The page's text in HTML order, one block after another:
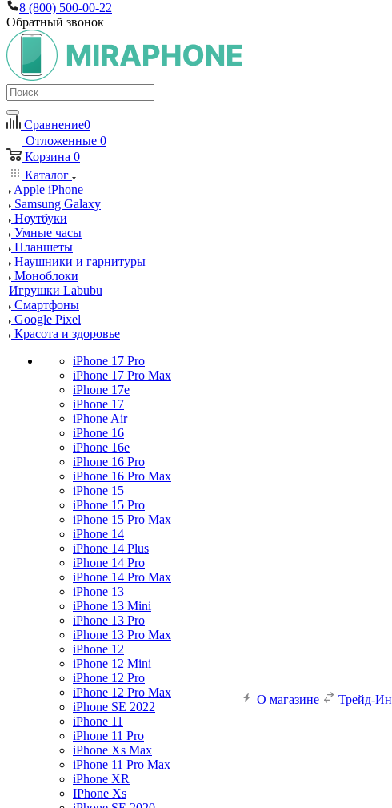
8 (800) 500-00-22
Обратный звонок
Сравнение0
Отложенные 0
Корзина 0
Каталог
Apple iPhone
Samsung Galaxy
Ноутбуки
Умные часы
Планшеты
Наушники и гарнитуры
Моноблоки
Игрушки Labubu
Смартфоны
Google Pixel
Красота и здоровье
iPhone 17 Pro
iPhone 17 Pro Max
iPhone 17e
iPhone 17
iPhone Air
iPhone 16
iPhone 16e
iPhone 16 Pro
iPhone 16 Pro Max
iPhone 15
iPhone 15 Pro
iPhone 15 Pro Max
iPhone 14
iPhone 14 Plus
iPhone 14 Pro
iPhone 14 Pro Max
iPhone 13
iPhone 13 Mini
iPhone 13 Pro
iPhone 13 Pro Max
iPhone 12
iPhone 12 Mini
iPhone 12 Pro
iPhone 12 Pro Max
iPhone SE 2022
iPhone 11
iPhone 11 Pro
iPhone Xs Max
iPhone 11 Pro Max
iPhone XR
IPhone Xs
О магазине Трейд-Ин